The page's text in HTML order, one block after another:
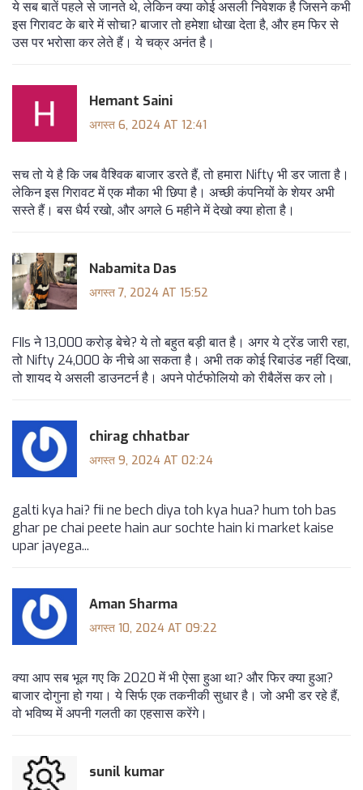
ये सब बातें पहले से जानते थे, लेकिन क्या कोई असली निवेशक है जिसने कभी
इस गिरावट के बारे में सोचा? बाजार तो हमेशा धोखा देता है, और हम फिर से
उस पर भरोसा कर लेते हैं। ये चक्र अनंत है।
Hemant Saini
अगस्त 6, 2024 AT 12:41
सच तो ये है कि जब वैश्विक बाजार डरते हैं, तो हमारा Nifty भी डर जाता है।
लेकिन इस गिरावट में एक मौका भी छिपा है। अच्छी कंपनियों के शेयर अभी
सस्ते हैं। बस धैर्य रखो, और अगले 6 महीने में देखो क्या होता है।
Nabamita Das
अगस्त 7, 2024 AT 15:52
FIIs ने 13,000 करोड़ बेचे? ये तो बहुत बड़ी बात है। अगर ये ट्रेंड जारी रहा,
तो Nifty 24,000 के नीचे आ सकता है। अभी तक कोई रिबाउंड नहीं दिखा,
तो शायद ये असली डाउनटर्न है। अपने पोर्टफोलियो को रीबैलेंस कर लो।
chirag chhatbar
अगस्त 9, 2024 AT 02:24
galti kya hai? fii ne bech diya toh kya hua? hum toh bas
ghar pe chai peete hain aur sochte hain ki market kaise
upar jayega...
Aman Sharma
अगस्त 10, 2024 AT 09:22
क्या आप सब भूल गए कि 2020 में भी ऐसा हुआ था? और फिर क्या हुआ?
बाजार दोगुना हो गया। ये सिर्फ एक तकनीकी सुधार है। जो अभी डर रहे हैं,
वो भविष्य में अपनी गलती का एहसास करेंगे।
sunil kumar